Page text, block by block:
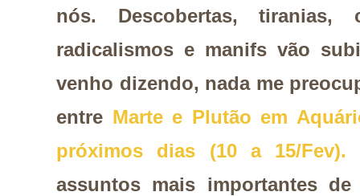
nós. Descobertas, tiranias,
radicalismos e manifs vão
venho dizendo, nada me
entre Marte e Plutão em
próximos dias (10 a 15/Fev).
assuntos mais importantes